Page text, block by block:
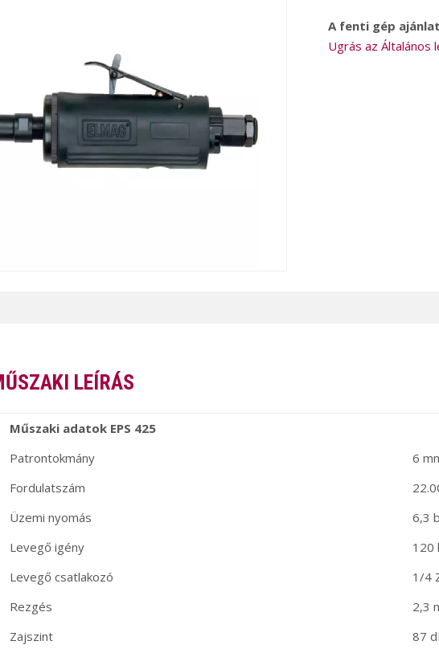
A fenti gép
Ugrás az Általános
LEÍRÁS
Műszaki adatok EPS 425
Patrontokmány
6
Fordulatszám
Üzemi nyomás
6,3
Levegő igény
120
Levegő csatlakozó
1/4
Rezgés
2,3
Zajszint
87